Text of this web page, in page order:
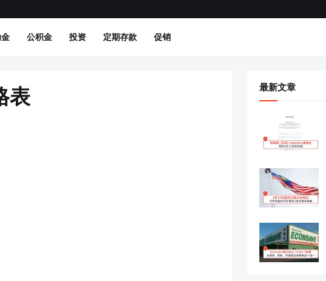
公积金 投资 定期存款 促销
表 最新文章